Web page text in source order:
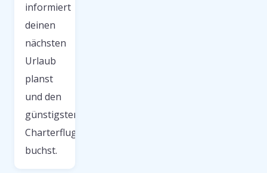
informiert
deinen
nächsten
Urlaub
planst
und den
günstigsten
Charterflug
buchst.